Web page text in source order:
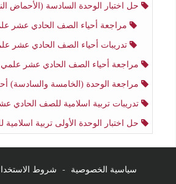
حل اختبار الوحدة السادسة (الأحماض النووية والوراثة) أحياء الصف
مراجعة أحياء الصف الحادي عشر
تدريبات أحياء الصف الحادي عشر
مراجعة أحياء الصف الحادي عشر علمي
مراجعة الوحدة (الخامسة والسادسة) أحياء الصف الحادي عشر
تدريبات تربية اسلامية للصف الحادي عشر علمي
حل اختبار الوحدة الأولى تربية اسلامية للصف الحادي عشر
سياسية الخصوصية - شروط